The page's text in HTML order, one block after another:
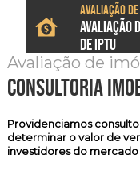
Avaliação
AVALIAÇÃO
DE IPTU
Avaliação de
consultoria
Providenciamos
determinar o valor de
investidores do